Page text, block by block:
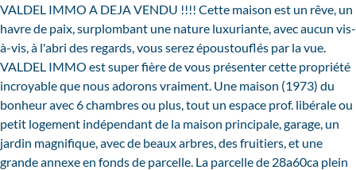
VALDEL IMMO A DEJA VENDU !!!! Cette maison est un rêve, un
havre de paix, surplombant une nature luxuriante, avec aucun vis-
à-vis, à l'abri des regards, vous serez époustouflés par la vue.
VALDEL IMMO est super fière de vous présenter cette propriété
incroyable que nous adorons vraiment. Une maison (1973) du
bonheur avec 6 chambres ou plus, tout un espace prof. libérale ou
petit logement indépendant de la maison principale, garage, un
jardin magnifique, avec de beaux arbres, des fruitiers, et une
grande annexe en fonds de parcelle. La parcelle de 28a60ca plein